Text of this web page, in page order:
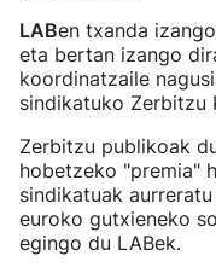
LABen txanda
eta bertan izango
koordinatzaile
sindikatuko Zerbitzu
Zerbitzu publikoak
hobetzeko "premia"
sindikatuak
euroko gutxieneko
egingo du LABek.